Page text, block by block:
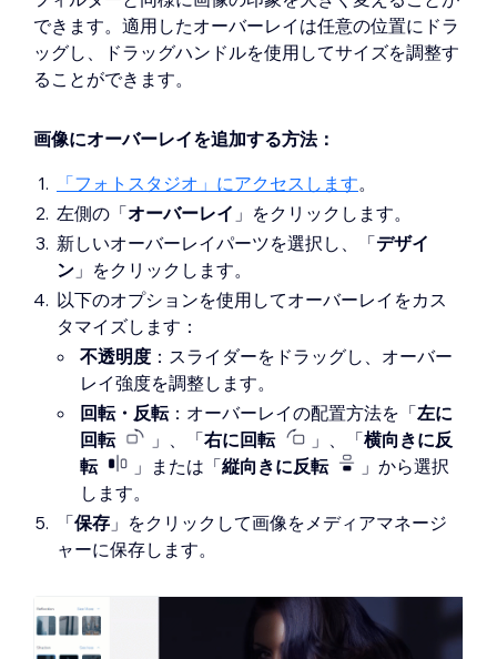
できます。適用したオーバーレイは任意の位置にドラ
ッグし、ドラッグハンドルを使用してサイズを調整す
ることができます。
画像にオーバーレイを追加する方法：
「フォトスタジオ」にアクセスします。
左側の「オーバーレイ 」をクリックします。
新しいオーバーレイパーツを選択し、「デザイ
ン 」をクリックします。
以下のオプションを使用してオーバーレイをカス
タマイズします：
不透明度 ：スライダーをドラッグし、オーバー
レイ強度を調整します。
回転・反転：オーバーレイの配置方法を「左に
回転
」、「右に回転 」、「横向きに反
転
」または「縦向きに反転
」から選択
します。
「保存 」をクリックして画像をメディアマネージ
ャーに保存します。